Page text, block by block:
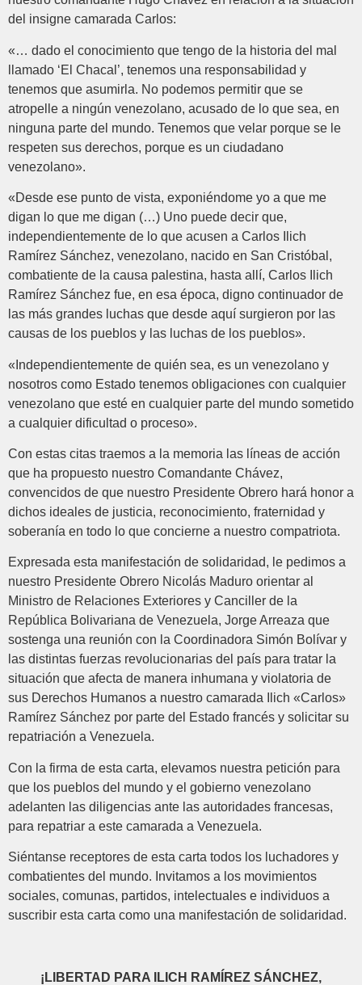
del insigne camarada Carlos:
«… dado el conocimiento que tengo de la historia del mal
llamado ‘El Chacal’, tenemos una responsabilidad y
tenemos que asumirla. No podemos permitir que se
atropelle a ningún venezolano, acusado de lo que sea, en
ninguna parte del mundo. Tenemos que velar porque se le
respeten sus derechos, porque es un ciudadano
venezolano».
«Desde ese punto de vista, exponiéndome yo a que me
digan lo que me digan (…) Uno puede decir que,
independientemente de lo que acusen a Carlos Ilich
Ramírez Sánchez, venezolano, nacido en San Cristóbal,
combatiente de la causa palestina, hasta allí, Carlos Ilich
Ramírez Sánchez fue, en esa época, digno continuador de
las más grandes luchas que desde aquí surgieron por las
causas de los pueblos y las luchas de los pueblos».
«Independientemente de quién sea, es un venezolano y
nosotros como Estado tenemos obligaciones con cualquier
venezolano que esté en cualquier parte del mundo sometido
a cualquier dificultad o proceso».
Con estas citas traemos a la memoria las líneas de acción
que ha propuesto nuestro Comandante Chávez,
convencidos de que nuestro Presidente Obrero hará honor a
dichos ideales de justicia, reconocimiento, fraternidad y
soberanía en todo lo que concierne a nuestro compatriota.
Expresada esta manifestación de solidaridad, le pedimos a
nuestro Presidente Obrero Nicolás Maduro orientar al
Ministro de Relaciones Exteriores y Canciller de la
República Bolivariana de Venezuela, Jorge Arreaza que
sostenga una reunión con la Coordinadora Simón Bolívar y
las distintas fuerzas revolucionarias del país para tratar la
situación que afecta de manera inhumana y violatoria de
sus Derechos Humanos a nuestro camarada Ilich «Carlos»
Ramírez Sánchez por parte del Estado francés y solicitar su
repatriación a Venezuela.
Con la firma de esta carta, elevamos nuestra petición para
que los pueblos del mundo y el gobierno venezolano
adelanten las diligencias ante las autoridades francesas,
para repatriar a este camarada a Venezuela.
Siéntanse receptores de esta carta todos los luchadores y
combatientes del mundo. Invitamos a los movimientos
sociales, comunas, partidos, intelectuales e individuos a
suscribir esta carta como una manifestación de solidaridad.
¡LIBERTAD PARA ILICH RAMÍREZ SÁNCHEZ,